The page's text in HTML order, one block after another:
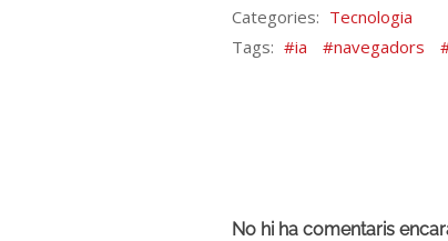
Categories: Tecnologia
Tags:
ia navegadors
No hi ha comentaris